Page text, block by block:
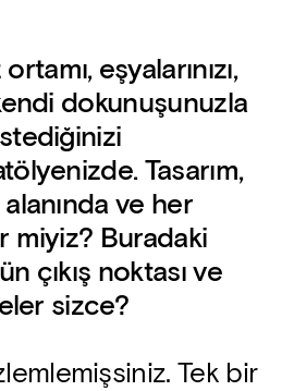
eşyalarınızı,
dokunuşunuzla
Tasarım,
alanında ve her
miyiz? Buradaki
çıkış noktası ve
sizce?
Tek bir